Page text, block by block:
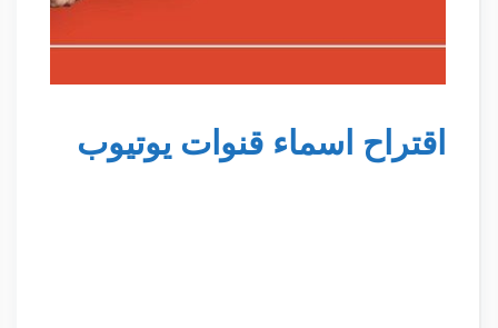
اقتراح اسماء قنوات يوتيوب